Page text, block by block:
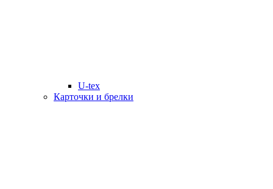
U-tex
Карточки и брелки